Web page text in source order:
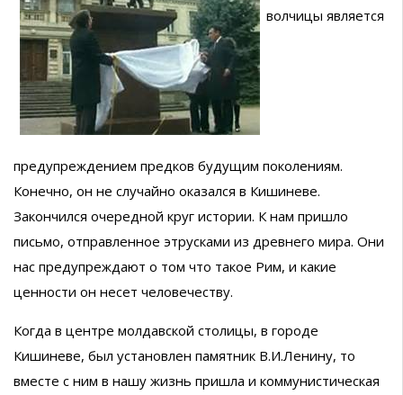
волчицы является
предупреждением предков будущим поколениям.
Конечно, он не случайно оказался в Кишиневе.
Закончился очередной круг истории. К нам пришло
письмо, отправленное этрусками из древнего мира. Они
нас предупреждают о том что такое Рим, и какие
ценности он несет человечеству.
Когда в центре молдавской столицы, в городе
Кишиневе, был установлен памятник В.И.Ленину, то
вместе с ним в нашу жизнь пришла и коммунистическая